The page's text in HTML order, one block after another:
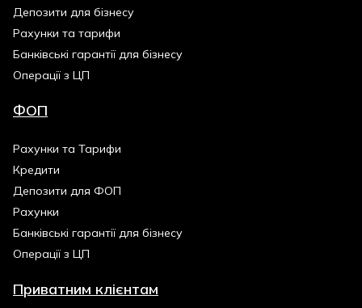
Депозити для бізнесу
Рахунки та тарифи
Банківські гарантії для бізнесу
Операції з ЦП
ФОП
Рахунки та Тарифи
Кредити
Депозити для ФОП
Рахунки
Банківські гарантії для бізнесу
Операції з ЦП
Приватним клієнтам